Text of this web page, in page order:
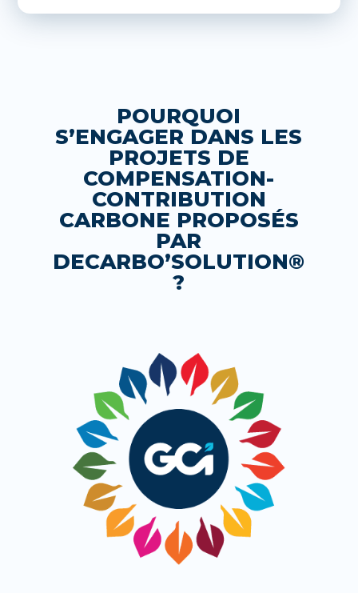
POURQUOI
S’ENGAGER DANS LES
PROJETS DE
COMPENSATION-
CONTRIBUTION
CARBONE PROPOSÉS
PAR
DECARBO’SOLUTION®
?